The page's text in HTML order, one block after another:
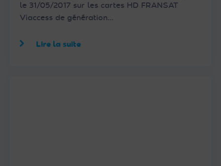
le 31/05/2017 sur les cartes HD FRANSAT
Viaccess de génération…
Lire la suite